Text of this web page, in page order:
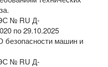
№ RU Д-
по 29.10.2025
безопасности машин и
№ RU Д-